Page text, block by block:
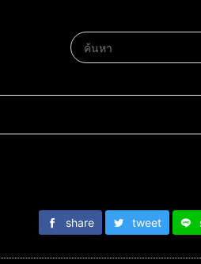
share tweet